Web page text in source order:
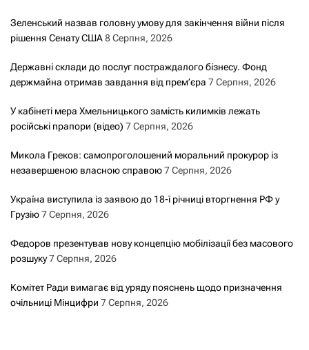
Зеленський назвав головну умову для закінчення війни після
рішення Сенату США8 Серпня, 2026
Державні склади до послуг постраждалого бізнесу. Фонд
держмайна отримав завдання від прем’єра 7 Серпня, 2026
У кабінеті мера Хмельницького замість килимків лежать
російські прапори (відео) 7 Серпня, 2026
Микола Греков: самопроголошений моральний прокурор із
незавершеною власною справою7 Серпня, 2026
Україна виступила із заявою до 18-ї річниці вторгнення РФ у
Грузію7 Серпня, 2026
Федоров презентував нову концепцію мобілізації без масового
розшуку7 Серпня, 2026
Комітет Ради вимагає від уряду пояснень щодо призначення
очільниці Мінцифри 7 Серпня, 2026